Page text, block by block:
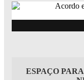
ESPAÇO